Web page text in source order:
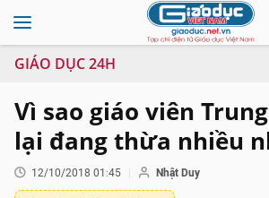
GIÁO DỤC 24H
Vì sao giáo viên
lại đang thừa nhiều
12/10/2018 01:45 Nhật Duy